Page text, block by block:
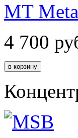
MT
4 700